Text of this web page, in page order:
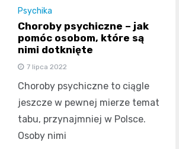
Psychika
Choroby psychiczne – jak
pomóc osobom, które są
nimi dotknięte
7 lipca 2022
Choroby psychiczne to ciągle
jeszcze w pewnej mierze temat
tabu, przynajmniej w Polsce.
Osoby nimi